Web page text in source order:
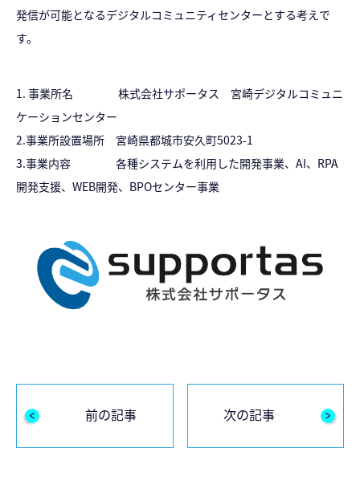
発信が可能となるデジタルコミュニティセンターとする考えで
す。
1. 事業所名 株式会社サポータス 宮崎デジタルコミュニ
ケーションセンター
2.事業所設置場所 宮崎県都城市安久町5023-1
3.事業内容 各種システムを利用した開発事業、AI、RPA
開発支援、WEB開発、BPOセンター事業
前の記事 次の記事